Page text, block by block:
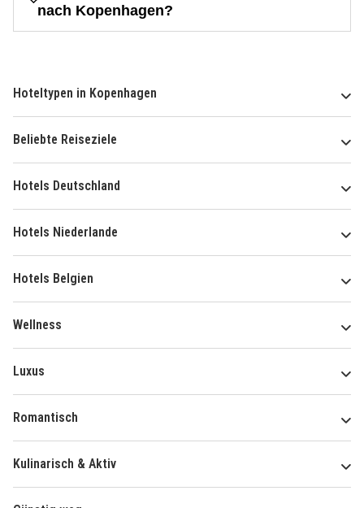
nach Kopenhagen?
Hoteltypen in Kopenhagen
Beliebte Reiseziele
Hotels Deutschland
Hotels Niederlande
Hotels Belgien
Wellness
Luxus
Romantisch
Kulinarisch & Aktiv